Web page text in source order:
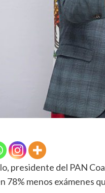
presidente del PAN
78% menos exámenes